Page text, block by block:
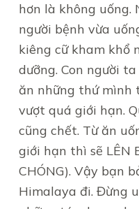
hơn là không uống.
người bệnh vừa
kiêng cữ kham khổ
dưỡng. Con người
ăn những thứ mình
vượt quá giới hạn.
cũng chết. Từ ăn
giới hạn thì sẽ LÊN
CHÓNG). Vậy bạn
Himalaya đi. Đừng